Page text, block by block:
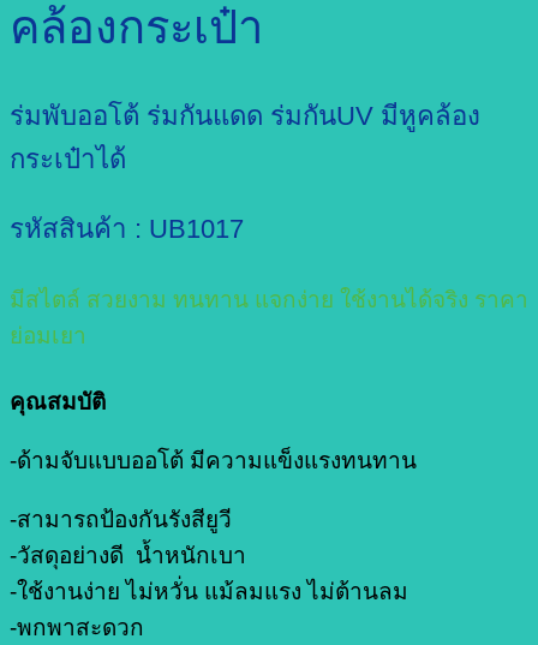
คล้องกระเป๋า
ร่มพับออโต้ ร่มกันแดด ร่มกันUV มีหูคล้อง
กระเป๋าได้
รหัสสินค้า : UB1017
มีสไตล์ สวยงาม ทนทาน แจกง่าย ใช้งานได้จริง ราคา
ย่อมเยา
คุณสมบัติ
-ด้ามจับแบบออโต้ มีความแข็งแรงทนทาน
-สามารถป้องกันรังสียูวี
-วัสดุอย่างดี น้ำหนักเบา
-ใช้งานง่าย ไม่หวั่น แม้ลมแรง ไม่ต้านลม
-พกพาสะดวก